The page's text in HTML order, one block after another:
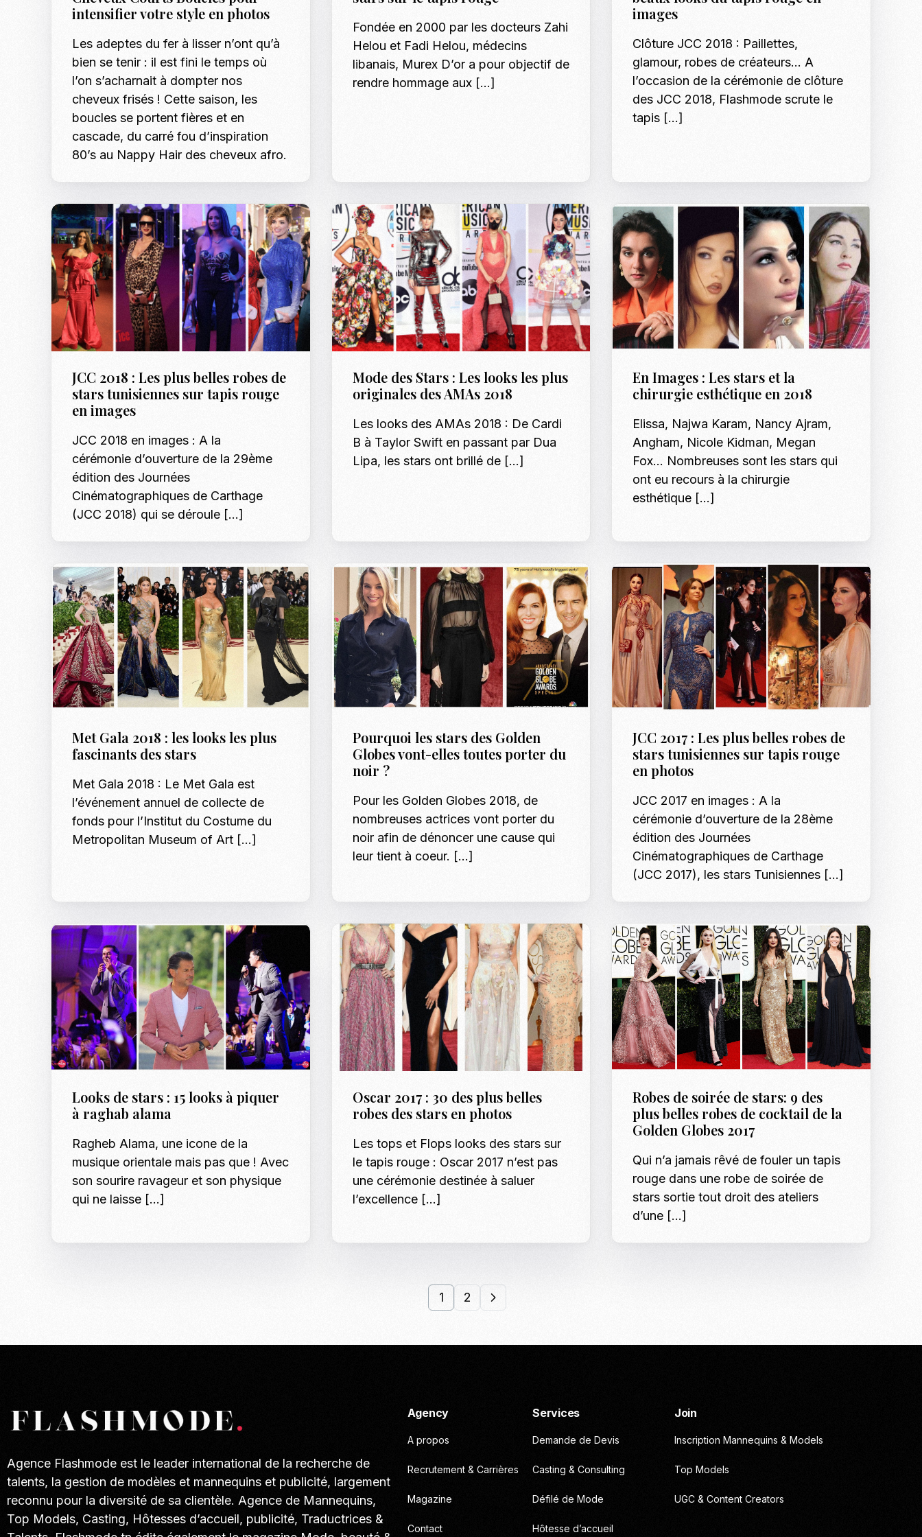
Shotify
Casting Top Model Search
Casting Mannequins, Modeles & Talents
Programmes
Formation
Séance Photo, shooting et régie photo en Tunisie
Les tendances mode
intensifier votre style en photos
Les adeptes du fer à lisser n’ont qu’à
bien se tenir : il est fini le temps où
l’on s’acharnait à dompter nos
cheveux frisés ! Cette saison, les
boucles se portent fières et en
cascade, du carré fou d’inspiration
80’s au Nappy Hair des cheveux afro.
Fondée en 2000 par les docteurs Zahi
Helou et Fadi Helou, médecins
libanais, Murex D’or a pour objectif de
rendre hommage aux […]
images
Clôture JCC 2018 : Paillettes,
glamour, robes de créateurs… A
l’occasion de la cérémonie de clôture
des JCC 2018, Flashmode scrute le
tapis […]
JCC 2018 : Les plus belles robes de
stars tunisiennes sur tapis rouge
en images
JCC 2018 en images : A la
cérémonie d’ouverture de la 29ème
édition des Journées
Cinématographiques de Carthage
(JCC 2018) qui se déroule […]
Mode des Stars : Les looks les plus
originales des AMAs 2018
Les looks des AMAs 2018 : De Cardi
B à Taylor Swift en passant par Dua
Lipa, les stars ont brillé de […]
En Images : Les stars et la
chirurgie esthétique en 2018
Elissa, Najwa Karam, Nancy Ajram,
Angham, Nicole Kidman, Megan
Fox… Nombreuses sont les stars qui
ont eu recours à la chirurgie
esthétique […]
Met Gala 2018 : les looks les plus
fascinants des stars
Met Gala 2018 : Le Met Gala est
l’événement annuel de collecte de
fonds pour l’Institut du Costume du
Metropolitan Museum of Art […]
Pourquoi les stars des Golden
Globes vont-elles toutes porter du
noir ?
Pour les Golden Globes 2018, de
nombreuses actrices vont porter du
noir afin de dénoncer une cause qui
leur tient à coeur. […]
JCC 2017 : Les plus belles robes de
stars tunisiennes sur tapis rouge
en photos
JCC 2017 en images : A la
cérémonie d’ouverture de la 28ème
édition des Journées
Cinématographiques de Carthage
(JCC 2017), les stars Tunisiennes […]
Looks de stars : 15 looks à piquer
à raghab alama
Ragheb Alama, une icone de la
musique orientale mais pas que ! Avec
son sourire ravageur et son physique
qui ne laisse […]
Oscar 2017 : 30 des plus belles
robes des stars en photos
Les tops et Flops looks des stars sur
le tapis rouge : Oscar 2017 n’est pas
une cérémonie destinée à saluer
l’excellence […]
Robes de soirée de stars: 9 des
plus belles robes de cocktail de la
Golden Globes 2017
Qui n’a jamais rêvé de fouler un tapis
rouge dans une robe de soirée de
stars sortie tout droit des ateliers
d’une […]
1 2
Agence Flashmode est le leader international de la recherche de
talents, la gestion de modèles et mannequins et publicité, largement
reconnu pour la diversité de sa clientèle. Agence de Mannequins,
Top Models, Casting, Hôtesses d’accueil, publicité, Traductrices &
Agency
A propos
Recrutement & Carrières
Magazine
Contact
Services
Demande de Devis
Casting & Consulting
Défilé de Mode
Hôtesse d’accueil
Join
Inscription Mannequins & Models
Top Models
UGC & Content Creators